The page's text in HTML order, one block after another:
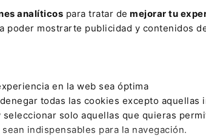
analíticos para tratar de mejorar tu
poder mostrarte publicidad y contenidos
en la web sea óptima
todas las cookies excepto aquellas
seleccionar solo aquellas que quieras
indispensables para la navegación.
social. Sistema RED 2026 (3